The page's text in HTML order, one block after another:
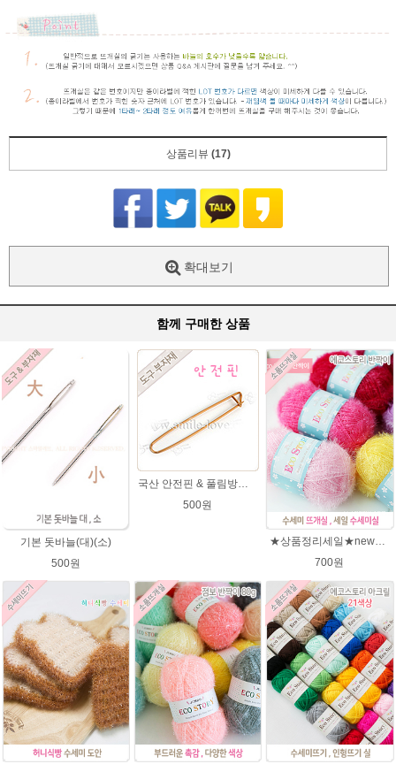
상품리뷰 (17)
확대보기
함께 구매한 상품
기본 돗바늘(대)(소)
500원
500원
★상품정리세일★new에코스토리 반짝이수세미뜨기 뜨개실 친환경소품 뜨개질실//웰빙수세미실/반짝이 수세미실/에코스토리 반짝이 수세미실
700원